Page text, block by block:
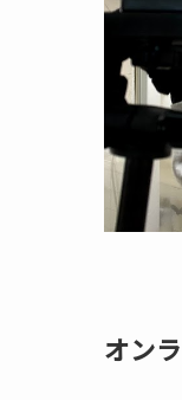
オン